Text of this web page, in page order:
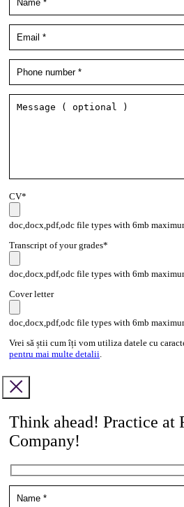
CV*
doc,docx,pdf,odc file types with 6mb
Transcript of your grades*
doc,docx,pdf,odc file types with 6mb
Cover letter
doc,docx,pdf,odc file types with 6mb
Vrei să știi cum îți vom utiliza datele cu
pentru mai multe detalii.
Think ahead! Practice at
Company!